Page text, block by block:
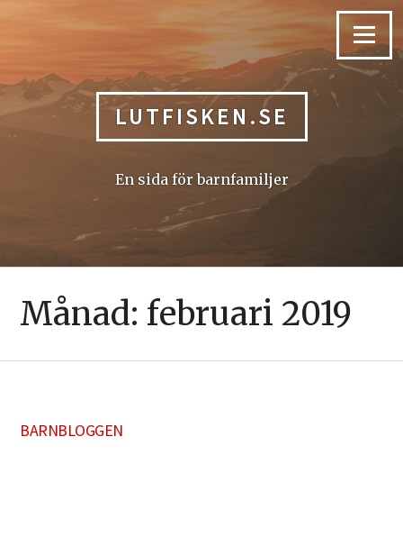
Menu
LUTFISKEN.SE
En sida för barnfamiljer
Månad: februari 2019
BARNBLOGGEN